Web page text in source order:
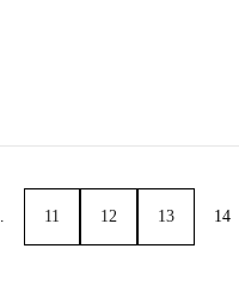
11 12 13 14